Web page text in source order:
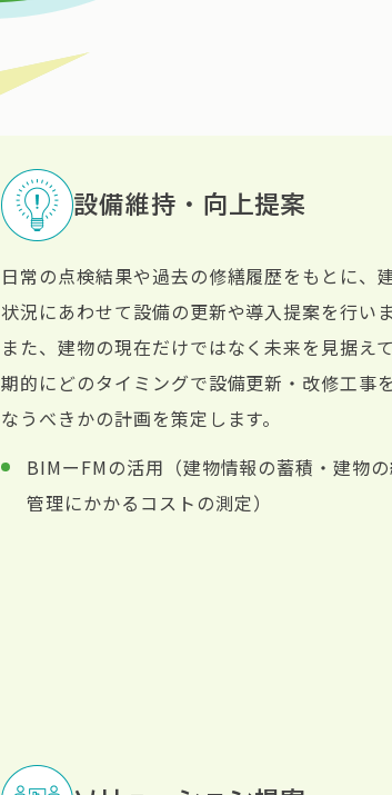
設備維持・向上提案
日常の点検結果や過去の修繕履歴をもとに、
状況にあわせて設備の更新や導入提案を行いま
また、建物の現在だけではなく未来を見据え
期的にどのタイミングで設備更新・改修工事
なうべきかの計画を策定します。
BIMーFMの活用（建物情報の蓄積・建物
管理にかかるコストの測定）